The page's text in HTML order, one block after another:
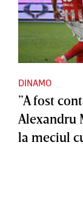
DINAMO
”A fost
Alexandru
la meciul